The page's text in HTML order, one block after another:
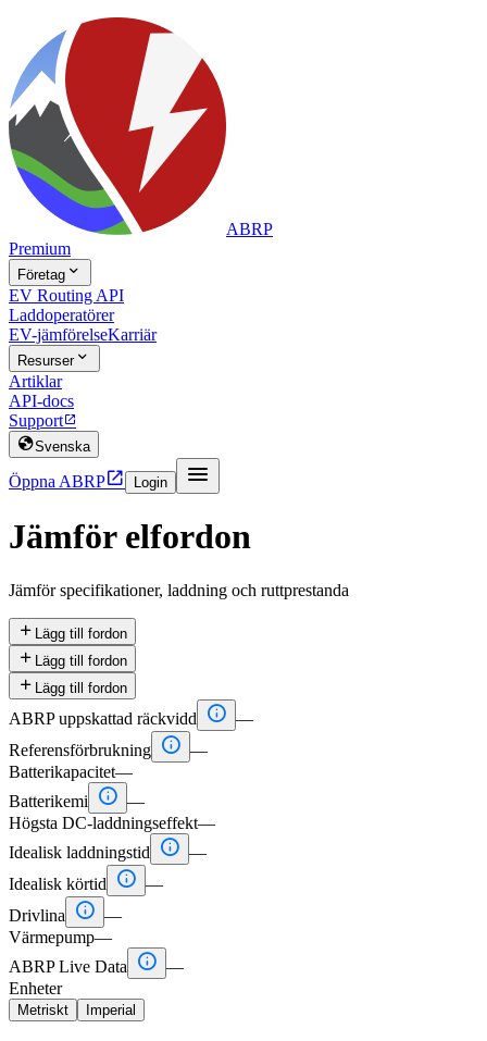
ABRP
Premium
Företag 
EV Routing API
Laddoperatörer
EV-jämförelseKarriär
Resurser
Artiklar
API-docs
Support
Svenska
Öppna ABRP Login 
Jämför elfordon
Jämför specifikationer, laddning och ruttprestanda
 Lägg till fordon
 Lägg till fordon
 Lägg till fordon
ABRP uppskattad räckvidd  —
Referensförbrukning  —
Batterikapacitet—
Batterikemi
 —
Högsta DC-laddningseffekt—
Idealisk laddningstid
 —
Idealisk körtid
 —
Drivlina
 —
Värmepump—
ABRP Live Data
 —
Enheter
Metriskt Imperial